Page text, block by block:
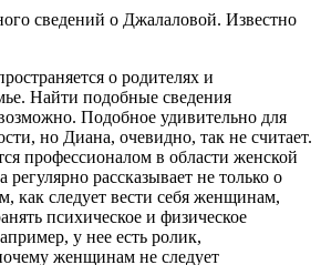
сведений о Джалаловой. Известно
о родителях и
Найти подобные сведения
Подобное удивительно для
но Диана, очевидно, так не считает.
профессионалом в области женской
рассказывает не только о
как следует вести себя женщинам,
психическое и физическое
у нее есть ролик,
женщинам не следует